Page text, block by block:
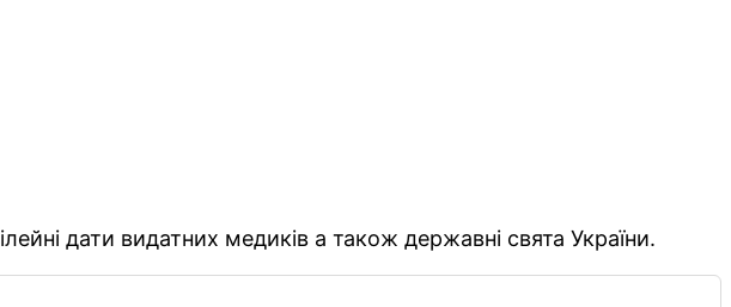
дати видатних медиків а також державні свята України.